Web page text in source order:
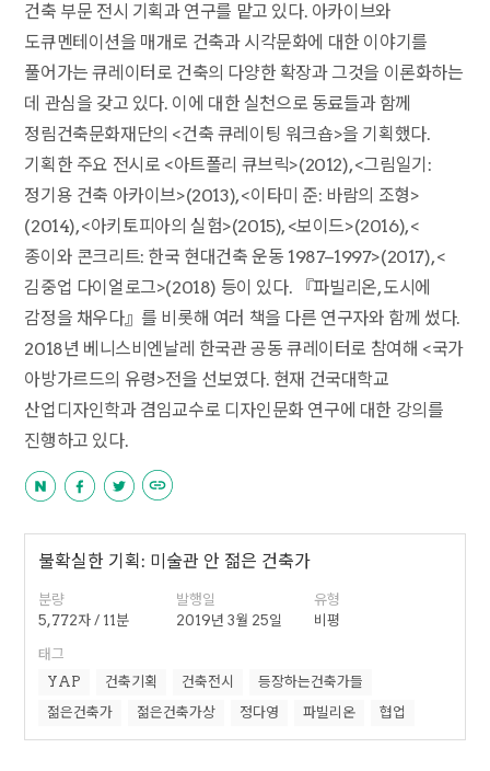
건축 부문 전시 기획과 연구를 맡고 있다. 아카이브와
도큐멘테이션을 매개로 건축과 시각문화에 대한 이야기를
풀어가는 큐레이터로 건축의 다양한 확장과 그것을 이론화하는
데 관심을 갖고 있다. 이에 대한 실천으로 동료들과 함께
정림건축문화재단의 <건축 큐레이팅 워크숍>을 기획했다.
기획한 주요 전시로 <아트폴리 큐브릭>(2012), <그림일기:
정기용 건축 아카이브>(2013), <이타미 준: 바람의 조형>
(2014), <아키토피아의 실험>(2015), <보이드>(2016), <
종이와 콘크리트: 한국 현대건축 운동 1987–1997>(2017), <
김중업 다이얼로그>(2018) 등이 있다. 『파빌리온, 도시에
감정을 채우다』를 비롯해 여러 책을 다른 연구자와 함께 썼다.
2018년 베니스비엔날레 한국관 공동 큐레이터로 참여해 <국가
아방가르드의 유령>전을 선보였다. 현재 건국대학교
산업디자인학과 겸임교수로 디자인문화 연구에 대한 강의를
진행하고 있다.
불확실한 기획: 미술관 안 젊은 건축가
분량
5,772자 / 11분
발행일
2019년 3월 25일
유형
비평
태그
YAP
건축기획 건축전시
등장하는건축가들
젊은건축가
젊은건축가상 정다영 파빌리온 협업